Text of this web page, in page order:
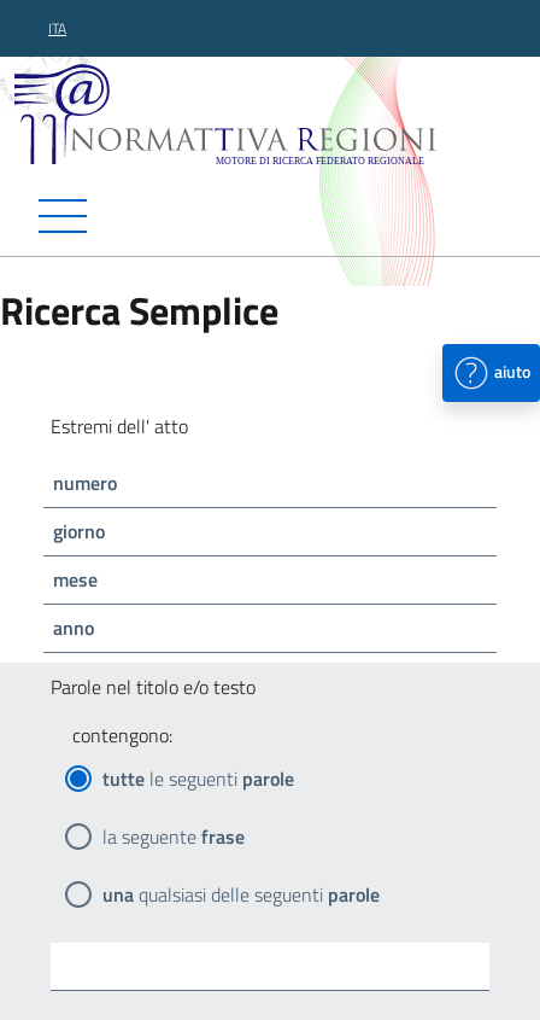
ITA
Normattiva Regioni -
Ricerca Semplice
aiuto
Estremi dell' atto
numero
giorno
mese
anno
Parole nel titolo e/o testo
contengono:
tutte le seguenti parole
la seguentefrase
unaqualsiasi delle seguenti parole